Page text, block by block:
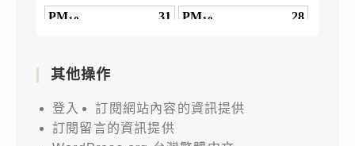
其他操作
登入
訂閱網站內容的資訊提供
訂閱留言的資訊提供